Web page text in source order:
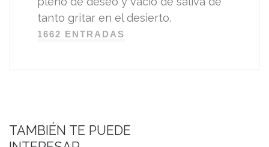
tanto gritar en el desierto.
1662 ENTRADAS
TAMBIÉN TE PUEDE